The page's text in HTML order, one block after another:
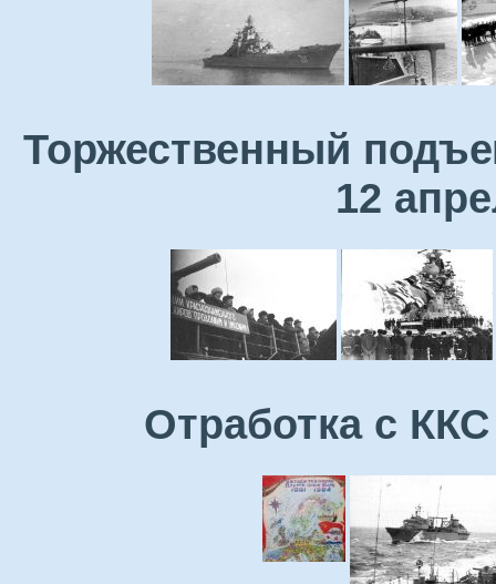
Торжественный
12
Отработка с